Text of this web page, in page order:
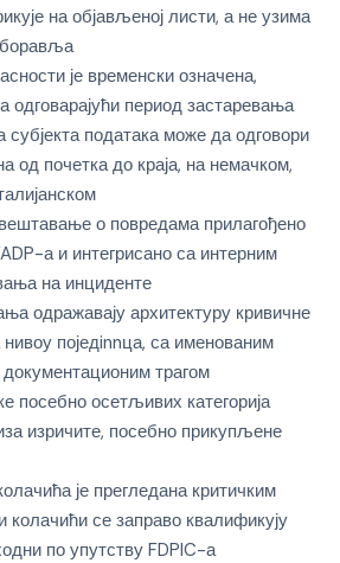
на објављеној листи, а не узима
је временски означена,
одговарајући период застаревања
субјекта података може да одговори
од почетка до краја, на немачком,
о повредама прилагођено
а и интегрисано са интерним
на инциденте
одражавају архитектуру кривичне
поједinnца, са именованим
трагом
посебно осетљивих категорија
изричите, посебно прикупљене
је прегледана критичким
колачићи се заправо квалификују
по упутству FDPIC-а